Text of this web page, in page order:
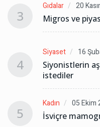
3
Gıdalar 20
Migros ve
4
Siyaset 16
Siyonistlerin
istediler
5
Kadın 05 Ekim
İsviçre